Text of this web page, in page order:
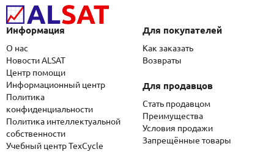
Информация
О нас
Новости ALSAT
Центр помощи
Информационный центр
Политика
конфиденциальности
Политика интеллектуальной
собственности
Учебный центр TexCycle
Для покупателей
Как заказать
Возвраты
Для продавцов
Стать продавцом
Преимущества
Условия продажи
Запрещённые товары